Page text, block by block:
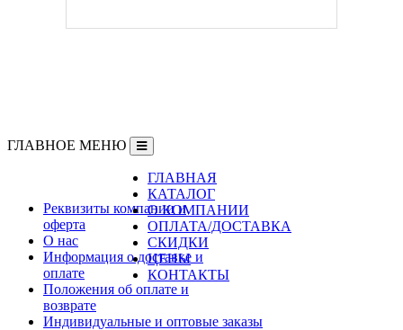
ГЛАВНОЕ МЕНЮ
ГЛАВНАЯ
КАТАЛОГ
О КОМПАНИИ
ОПЛАТА/ДОСТАВКА
СКИДКИ
ЦЕНЫ
КОНТАКТЫ
Реквизиты компании и
оферта
О нас
Информация о доставке и
оплате
Положения об оплате и
возврате
Индивидуальные и оптовые заказы